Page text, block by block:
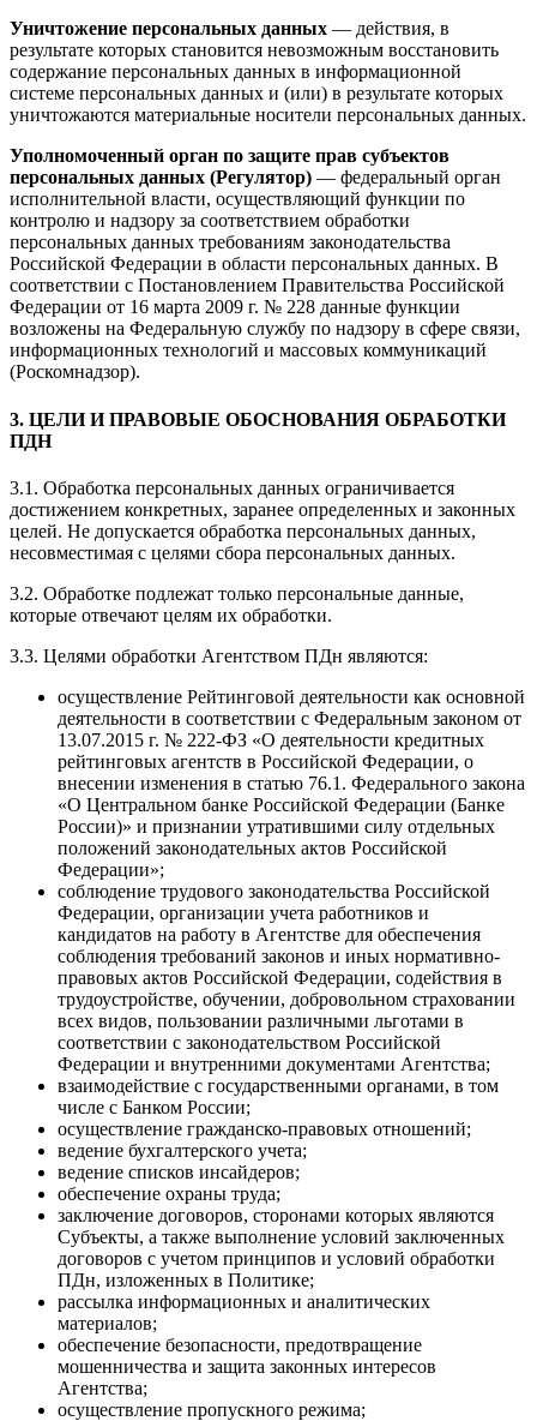
Уничтожение персональных данных — действия, в
результате которых становится невозможным восстановить
содержание персональных данных в информационной
системе персональных данных и (или) в результате которых
уничтожаются материальные носители персональных данных.
Уполномоченный орган по защите прав субъектов
персональных данных (Регулятор) — федеральный орган
исполнительной власти, осуществляющий функции по
контролю и надзору за соответствием обработки
персональных данных требованиям законодательства
Российской Федерации в области персональных данных. В
соответствии с Постановлением Правительства Российской
Федерации от 16 марта 2009 г. № 228 данные функции
возложены на Федеральную службу по надзору в сфере связи,
информационных технологий и массовых коммуникаций
(Роскомнадзор).
3. ЦЕЛИ И ПРАВОВЫЕ ОБОСНОВАНИЯ ОБРАБОТКИ
ПДН
3.1. Обработка персональных данных ограничивается
достижением конкретных, заранее определенных и законных
целей. Не допускается обработка персональных данных,
несовместимая с целями сбора персональных данных.
3.2. Обработке подлежат только персональные данные,
которые отвечают целям их обработки.
3.3. Целями обработки Агентством ПДн являются:
осуществление Рейтинговой деятельности как основной
деятельности в соответствии с Федеральным законом от
13.07.2015 г. № 222-ФЗ «О деятельности кредитных
рейтинговых агентств в Российской Федерации, о
внесении изменения в статью 76.1. Федерального закона
«О Центральном банке Российской Федерации (Банке
России)» и признании утратившими силу отдельных
положений законодательных актов Российской
Федерации»;
соблюдение трудового законодательства Российской
Федерации, организации учета работников и
кандидатов на работу в Агентстве для обеспечения
соблюдения требований законов и иных нормативно-
правовых актов Российской Федерации, содействия в
трудоустройстве, обучении, добровольном страховании
всех видов, пользовании различными льготами в
соответствии с законодательством Российской
Федерации и внутренними документами Агентства;
взаимодействие с государственными органами, в том
числе с Банком России;
осуществление гражданско-правовых отношений;
ведение бухгалтерского учета;
ведение списков инсайдеров;
обеспечение охраны труда;
заключение договоров, сторонами которых являются
Субъекты, а также выполнение условий заключенных
договоров с учетом принципов и условий обработки
ПДн, изложенных в Политике;
рассылка информационных и аналитических
материалов;
обеспечение безопасности, предотвращение
мошенничества и защита законных интересов
Агентства;
осуществление пропускного режима;